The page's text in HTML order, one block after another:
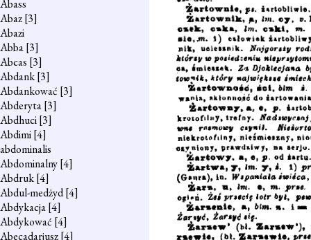
Abass
Abaz[3]
Abazi
Abba[3]
Abcas [3]
Abdank[3]
Abdankować [3]
Abderyta[3]
Abdhuci[3]
Abdimi[4]
abdominalis
Abdominalny[4]
Abdruk[4]
Abdul-medżyd[4]
Abdykacja[4]
Abdykować [4]
Abecadarjusz[4]